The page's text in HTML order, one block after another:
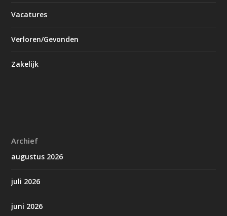
Vacatures
Verloren/Gevonden
Zakelijk
Archief
augustus 2026
juli 2026
juni 2026